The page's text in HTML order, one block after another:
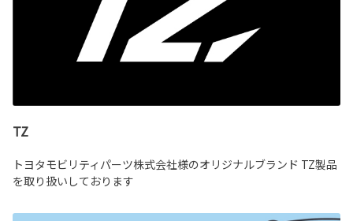
TZ
トヨタモビリティパーツ株式会社様のオリジナルブランド TZ製品
を取り扱いしております